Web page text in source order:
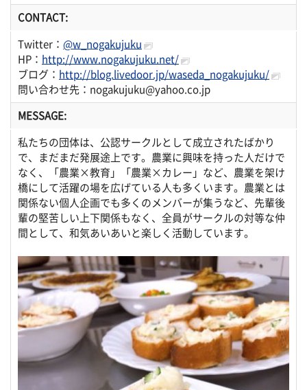
CONTACT:
Twitter： @w_nogakujuku
HP： http://www.nogakujuku.net/
ブログ： http://blog.livedoor.jp/waseda_nogakujuku/
問い合わせ先：nogakujuku@yahoo.co.jp
MESSAGE:
私たちの団体は、公認サークルとして成立されたばかり
で、まだまだ発展途上です。農業に興味を持った人だけで
なく、「農業×教育」「農業×カレー」など、農業を架け
橋にして活躍の場を広げている人も多くいます。農業とは
関係ない個人企画でも多くのメンバーが集うなど、先輩後
輩の堅苦しい上下関係もなく、全員がサークルの対等な仲
間として、和気あいあいと楽しく活動しています。